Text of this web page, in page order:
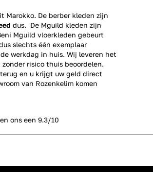
Marokko. De berber kleden zijn
dus. De Mguild kleden zijn
Mguild vloerkleden gebeurt
slechts één exemplaar
werkdag in huis. Wij leveren het
risico thuis beoordelen.
en u krijgt uw geld direct
van Rozenkelim komen
ons een 9.3/10